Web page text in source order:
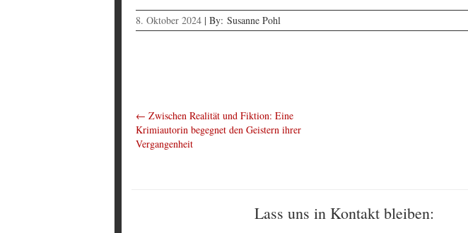
8. Oktober 2024 | By: Susanne Pohl
← Zwischen Realität und Fiktion: Eine
Krimiautorin begegnet den Geistern ihrer
Vergangenheit
Lass uns in Kontakt bleiben: